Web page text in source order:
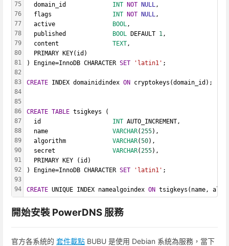
75
76
77
78
79
80
81
82
83
84
85
86
87
88
89
90
91
92
93
94
  domain_id
INT NOT NULL,
  flags
INT NOT NULL,
  active
BOOL,
  published
BOOL DEFAULT 1,
  content
TEXT,
  PRIMARY KEY(id)
) Engine=InnoDB CHARACTER SET 'latin1' ;
CREATE INDEX domainidindex ON cryptokeys(domain_id);
CREATE TABLE tsigkeys (
  id
INT AUTO_INCREMENT,
  name
VARCHAR(255),
  algorithm
VARCHAR(50),
  secret
VARCHAR(255),
  PRIMARY KEY (id)
) Engine=InnoDB CHARACTER SET 'latin1' ;
CREATE UNIQUE INDEX namealgoindex ON tsigkeys(name,
開始安裝 PowerDNS 服務
官方各系統的 套件載點 BUBU 是使用 Debian 系統為服務，當下